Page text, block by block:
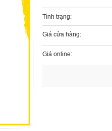
Tình trạng:
Giá cửa hàng:
Giá online: